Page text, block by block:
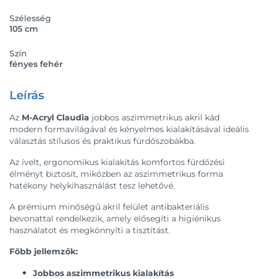
Szélesség
105 cm
Szín
fényes fehér
Leírás
Az M-Acryl Claudia jobbos aszimmetrikus akril kád
modern formavilágával és kényelmes kialakításával ideális
választás stílusos és praktikus fürdőszobákba.
Az ívelt, ergonomikus kialakítás komfortos fürdőzési
élményt biztosít, miközben az aszimmetrikus forma
hatékony helykihasználást tesz lehetővé.
A prémium minőségű akril felület antibakteriális
bevonattal rendelkezik, amely elősegíti a higiénikus
használatot és megkönnyíti a tisztítást.
Főbb jellemzők:
Jobbos aszimmetrikus kialakítás